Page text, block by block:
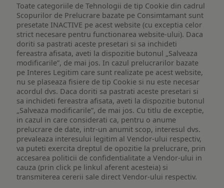
Toate categoriile de Tehnologii de tip Cookie din cadrul
Scopurilor de Prelucrare bazate pe Consimtamant sunt
presetate INACTIVE pe acest website (cu exceptia celor
strict necesare pentru functionarea website-ului). Daca
doriti sa pastrati aceste presetari si sa inchideti
fereastra afisata, aveti la dispozitie butonul „Salveaza
modificarile”, de mai jos. In cazul prelucrarilor bazate
pe Interes Legitim care sunt realizate pe acest website,
nu se plaseaza fisiere de tip Cookie si nu este necesar
acordul dvs. Daca doriti sa pastrati aceste presetari si
sa inchideti fereastra afisata, aveti la dispozitie butonul
„Salveaza modificarile”, de mai jos. Cu titlu de exceptie,
in cazul in care considerati ca, pentru o anume
prelucrare de date, intr-un anumit scop, interesul dvs.
prevaleaza interesului legitim al Vendor-ului respectiv,
va puteti exercita dreptul de opozitie la prelucrare, prin
accesarea politicii de confidentialitate a Vendor-ului in
cauza (prin click pe linkul aferent acesteia) si
transmiterea cererii sale direct Vendor-ului respectiv.